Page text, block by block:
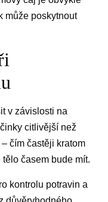
může poskytnout
v závislosti na
citlivější než
čím častěji kratom
časem bude mít.
kontrolu potravin a